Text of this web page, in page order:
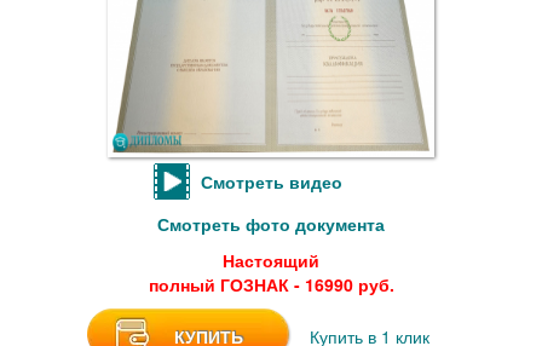
Смотреть видео
Смотреть фото документа
Настоящий
полный ГОЗНАК - 16990 руб.
КУПИТЬ Купить в 1 клик